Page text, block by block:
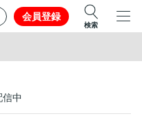
会員登録
検索
信中